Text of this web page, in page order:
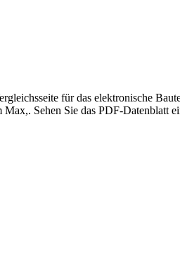
für das elektronische
Sehen Sie das PDF-Datenblatt